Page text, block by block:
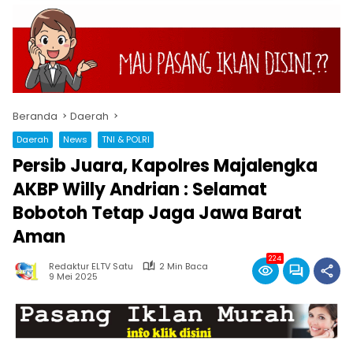
Beranda Daerah
Daerah News TNI & POLRI
Persib Juara, Kapolres Majalengka
AKBP Willy Andrian : Selamat
Bobotoh Tetap Jaga Jawa Barat
Aman
Redaktur ELTV Satu
2 Min Baca
9 Mei 2025
224